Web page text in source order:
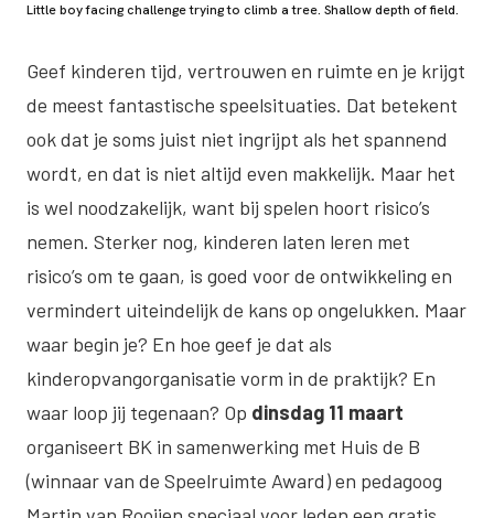
Little boy facing challenge trying to climb a tree. Shallow depth of field.
Geef kinderen tijd, vertrouwen en ruimte en je krijgt
de meest fantastische speelsituaties. Dat betekent
ook dat je soms juist niet ingrijpt als het spannend
wordt, en dat is niet altijd even makkelijk. Maar het
is wel noodzakelijk, want bij spelen hoort risico’s
nemen. Sterker nog, kinderen laten leren met
risico’s om te gaan, is goed voor de ontwikkeling en
vermindert uiteindelijk de kans op ongelukken. Maar
waar begin je? En hoe geef je dat als
kinderopvangorganisatie vorm in de praktijk? En
waar loop jij tegenaan? Op dinsdag 11 maart
organiseert BK in samenwerking met Huis de B
(winnaar van de Speelruimte Award) en pedagoog